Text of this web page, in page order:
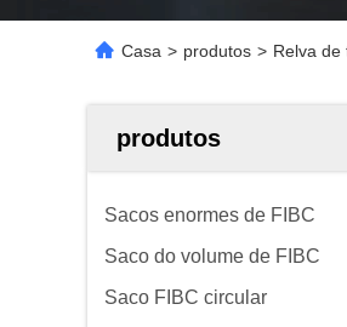
Casa > produtos > Relva de
produtos
Sacos enormes de FIBC
Saco do volume de FIBC
Saco FIBC circular